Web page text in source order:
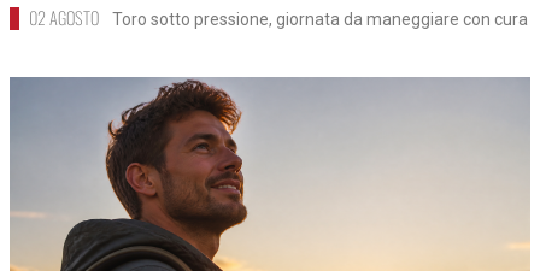
02 AGOSTO Toro sotto pressione, giornata da maneggiare con cura